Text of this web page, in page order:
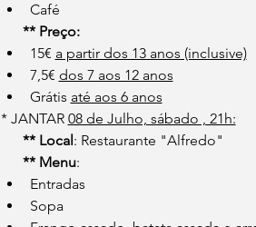
Café
** Preço:
15€ a partir dos 13 anos (inclusive)
7,5€ dos 7 aos 12 anos
Grátis até aos 6 anos
* JANTAR 08 de Julho, sábado , 21h:
** Local: Restaurante "Alfredo"
** Menu:
Entradas
Sopa